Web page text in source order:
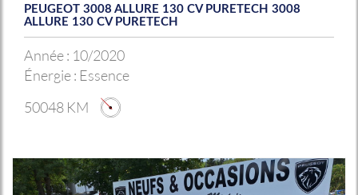
PEUGEOT 3008 ALLURE 130 CV PURETECH 3008
ALLURE 130 CV PURETECH
Année : 10/2020
Énergie : Essence
50048 KM